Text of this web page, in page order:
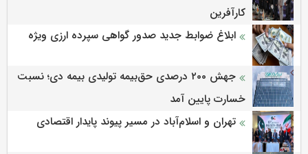
کارآفرین
ابلاغ ضوابط جدید صدور گواهی سپرده ارزی ویژه
جهش ۲۰۰ درصدی حق‌بیمه تولیدی بیمه دی؛ نسبت
خسارت پایین آمد
تهران و اسلام‌آباد در مسیر پیوند پایدار اقتصادی